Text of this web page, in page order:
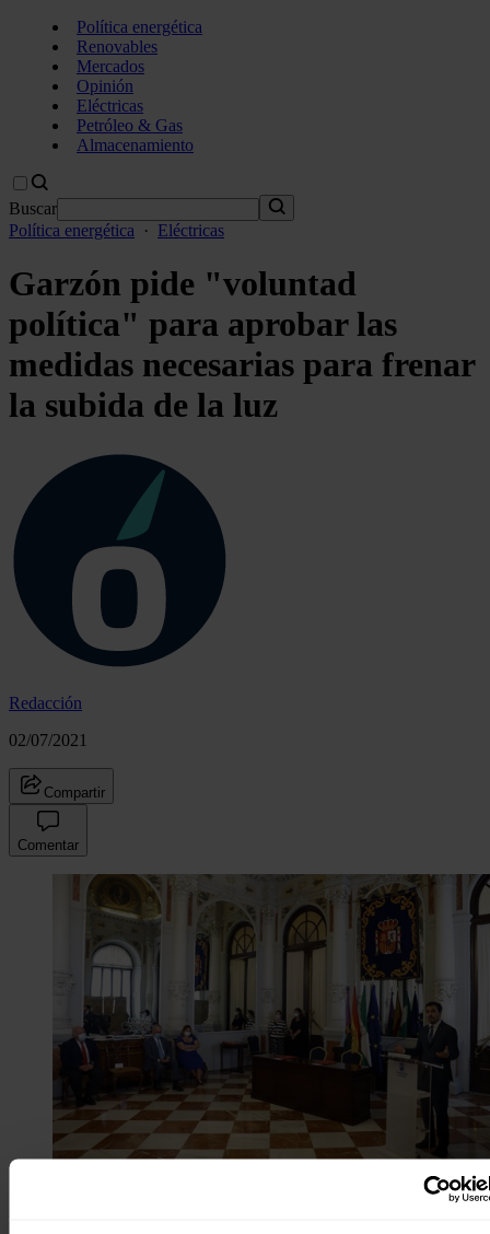
Política energética
Renovables
Mercados
Opinión
Eléctricas
Petróleo & Gas
Almacenamiento
Buscar
Política energética
· Eléctricas
Garzón pide "voluntad
política" para aprobar las
medidas necesarias para frenar
la subida de la luz
Redacción
02/07/2021
Compartir
Comentar